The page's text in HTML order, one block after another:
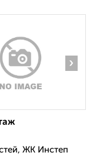
›
ЖК Инстеп